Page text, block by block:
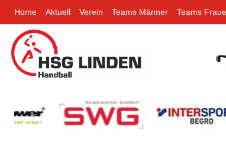
Home Aktuell Verein Teams Männer Teams